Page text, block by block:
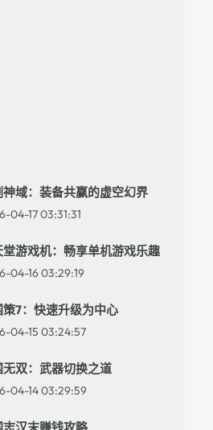
神域：装备共赢的虚空幻界
04-17 03:31:31
堂游戏机：畅享单机游戏乐趣
04-16 03:29:19
策7：快速升级为中心
04-15 03:24:57
无双：武器切换之道
04-14 03:29:59